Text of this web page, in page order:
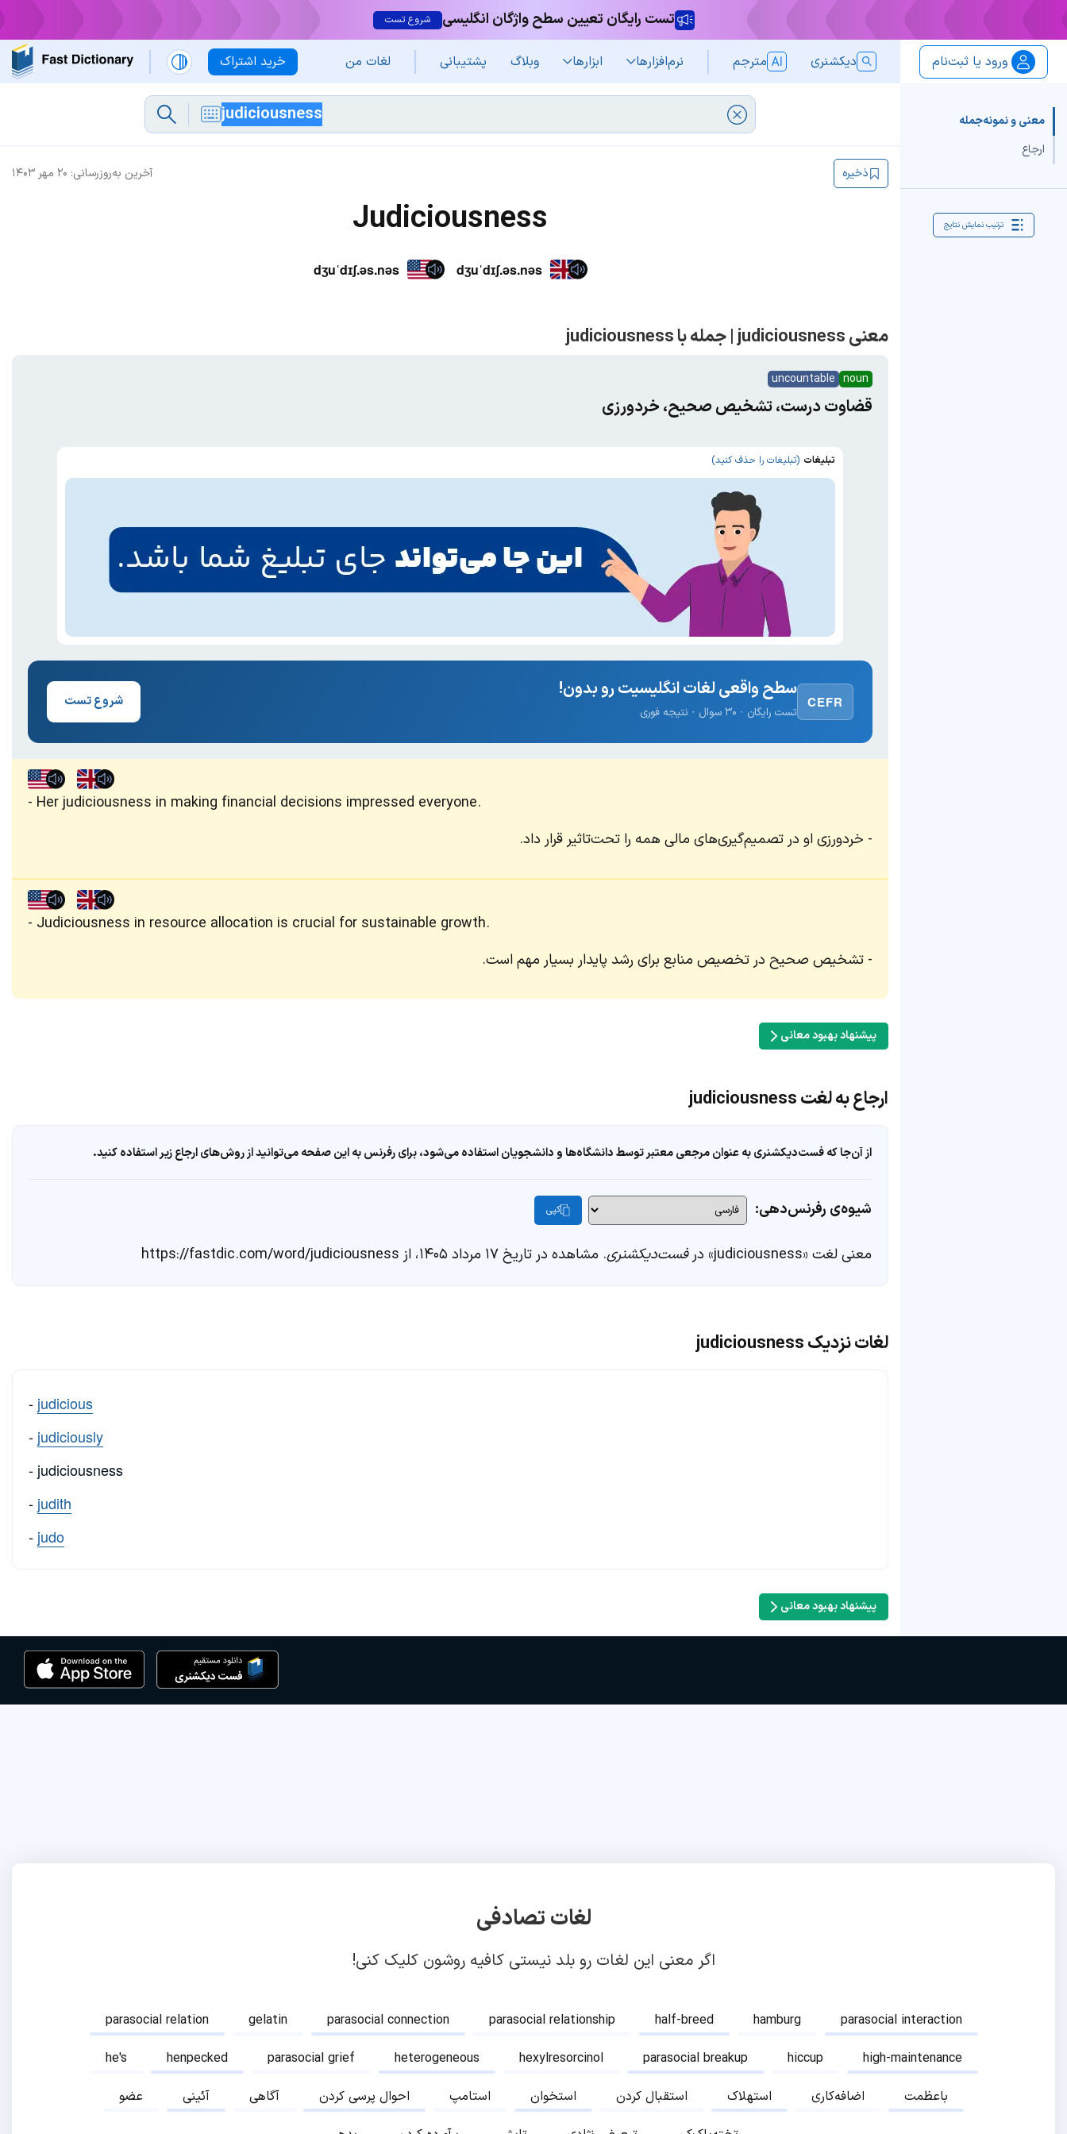
تست رایگان تعیین سطح واژگان انگلیسی شروع تست
خرید اشتراک ورود یا ثبت‌نام دیکشنری مترجم نرم‌افزار‌ها ابزارها وبلاگ پشتیبانی لغات من
معنی و نمونه‌جمله
ارجاع
ترتیب نمایش نتایج
آخرین به‌روزرسانی: ۲۰ مهر ۱۴۰۳ ذخیره
Judiciousness
dʒuˈdɪʃ.əs.nəs dʒuˈdɪʃ.əs.nəs
معنی judiciousness | جمله با judiciousness
noun
uncountable
قضاوت درست، تشخیص صحیح، خردورزی
تبلیغات (تبلیغات را حذف کنید)
CEFR
سطح واقعی لغات انگلیسیت رو بدون!
تست رایگان · ۳۰ سوال · نتیجه فوری
شروع تست
Her judiciousness in making financial decisions impressed everyone.
خردورزی او در تصمیم‌گیری‌های مالی همه را تحت‌تاثیر قرار داد.
Judiciousness in resource allocation is crucial for sustainable growth.
تشخیص صحیح در تخصیص منابع برای رشد پایدار بسیار مهم است.
پیشنهاد بهبود معانی
ارجاع به لغت judiciousness
از آن‌جا که فست‌دیکشنری به عنوان مرجعی معتبر توسط دانشگاه‌ها و دانشجویان استفاده می‌شود، برای رفرنس به این صفحه می‌توانید از روش‌های ارجاع زیر استفاده کنید.
شیوه‌ی رفرنس‌دهی: کپی
معنی لغت «judiciousness» در فست‌دیکشنری. مشاهده در تاریخ ۱۷ مرداد ۱۴۰۵، از https://fastdic.com/word/judiciousness
لغات نزدیک judiciousness
- judicious
- judiciously
- judiciousness
- judith
- judo
پیشنهاد بهبود معانی
لغات تصادفی
اگر معنی این لغات رو بلد نیستی کافیه روشون کلیک کنی!
parasocial relation gelatin parasocial connection parasocial relationship half-breed hamburg
parasocial interaction
he's
henpecked parasocial grief heterogeneous hexylresorcinol parasocial breakup hiccup
high-maintenance
عضو
آئینی آگاهی احوال پرسی کردن استامپ استخوان استقبال کردن استهلاک اضافه‌کاری
باعظمت